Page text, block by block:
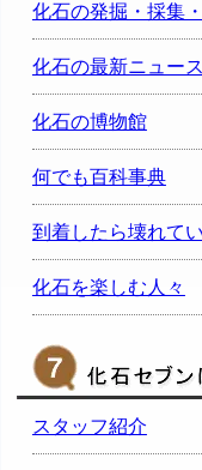
化石の発掘・採集
化石の最新ニュース
化石の博物館
何でも百科事典
到着したら壊れてい
化石を楽しむ人々
スタッフ紹介